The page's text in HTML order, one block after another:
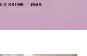
и запек – има…